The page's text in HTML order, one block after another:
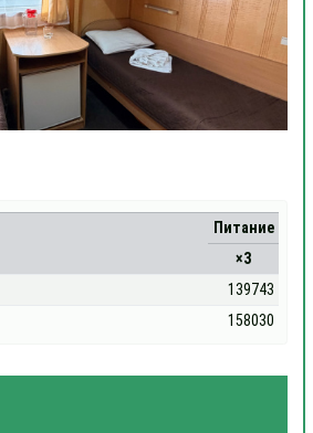
Питание
×3
139743
158030